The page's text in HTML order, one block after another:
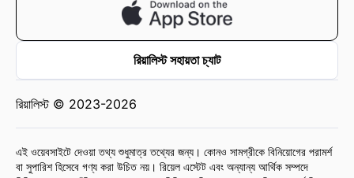
রিয়ালিস্ট সহায়তা চ্যাট
রিয়ালিস্ট © 2023-2026
এই ওয়েবসাইটে দেওয়া তথ্য শুধুমাত্র তথ্যের জন্য। কোনও সামগ্রীকে বিনিয়োগের পরামর্শ
বা সুপারিশ হিসেবে গণ্য করা উচিত নয়। রিয়েল এস্টেট এবং অন্যান্য আর্থিক সম্পদে